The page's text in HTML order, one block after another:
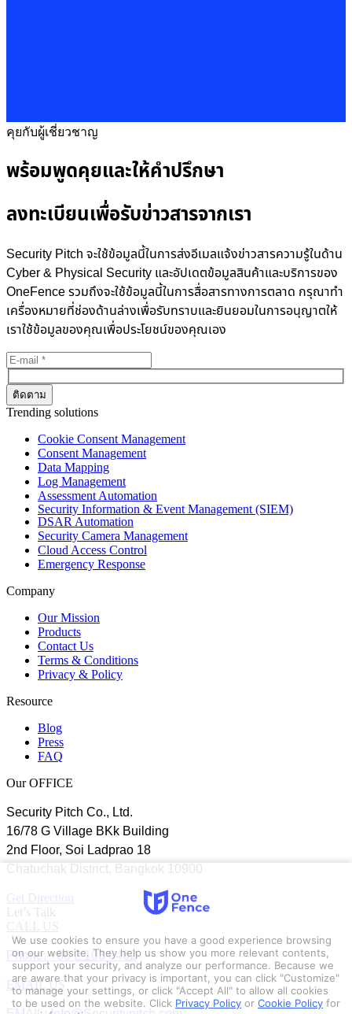
คุยกับผู้เชี่ยวชาญ
พร้อมพูดคุยและให้คำปรึกษา
ลงทะเบียนเพื่อรับข่าวสารจากเรา
Security Pitch จะใช้ข้อมูลนี้ในการส่งอีเมลแจ้งข่าวสารความรู้ในด้าน
Cyber & Physical Security และอัปเดตข้อมูลสินค้าและบริการของ
OneFence รวมถึงจะใช้ข้อมูลนี้ในการสื่อสารทางการตลาด กรุณาทำ
เครื่องหมายที่ช่องด้านล่างเพื่อรับทราบและยินยอมในการอนุญาตให้
เราใช้ข้อมูลของคุณเพื่อประโยชน์ของคุณเอง
Trending solutions
Cookie Consent Management
Consent Management
Data Mapping
Log Management
Assessment Automation
Security Information & Event Management (SIEM)
DSAR Automation
Security Camera Management
Cloud Access Control
Emergency Response
Company
Our Mission
Products
Contact Us
Terms & Conditions
Privacy & Policy
Resource
Blog
Press
FAQ
Our OFFICE
Security Pitch Co., Ltd.
16/78 G Village BKk Building
2nd Floor, Soi Ladprao 18
Chatuchak District, Bangkok 10900
Get Direction
Let’s Talk
CALL US
Phone: +66 2 103 6462
EMAIL US
We use cookies to ensure you have a good experience browsing
on our website. They help us show you more relevant contents,
support your security, and analyze our performance. Because we
are aware that your privacy is important, you can click "Customize"
to manage your settings, or click "Accept All" to allow all cookies
to be used on the website. Click Privacy Policy or Cookie Policy for